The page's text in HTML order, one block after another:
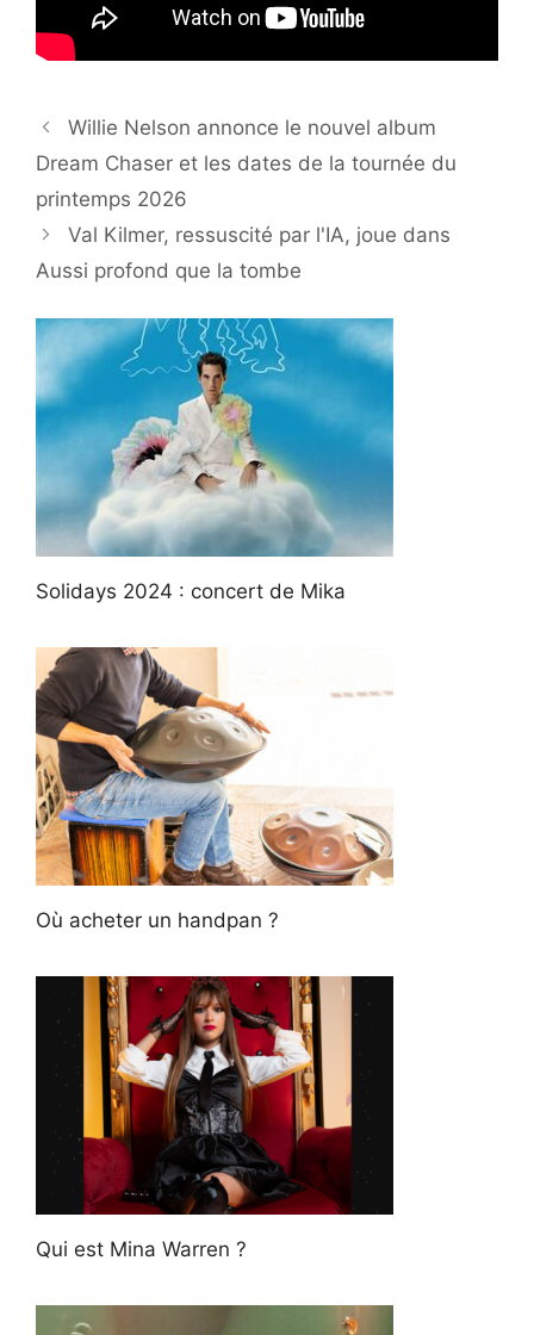
Willie Nelson annonce le nouvel album
Dream Chaser et les dates de la tournée du
printemps 2026
Val Kilmer, ressuscité par l'IA, joue dans
Aussi profond que la tombe
Solidays 2024 : concert de Mika
Où acheter un handpan ?
Qui est Mina Warren ?